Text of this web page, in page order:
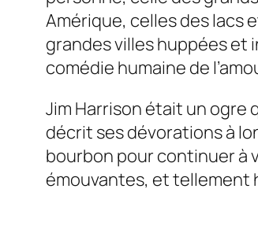
Amérique, celles des lacs
grandes villes huppées et
comédie humaine de
Jim Harrison était un ogre
décrit ses dévorations à
bourbon pour continuer à
émouvantes, et tellement